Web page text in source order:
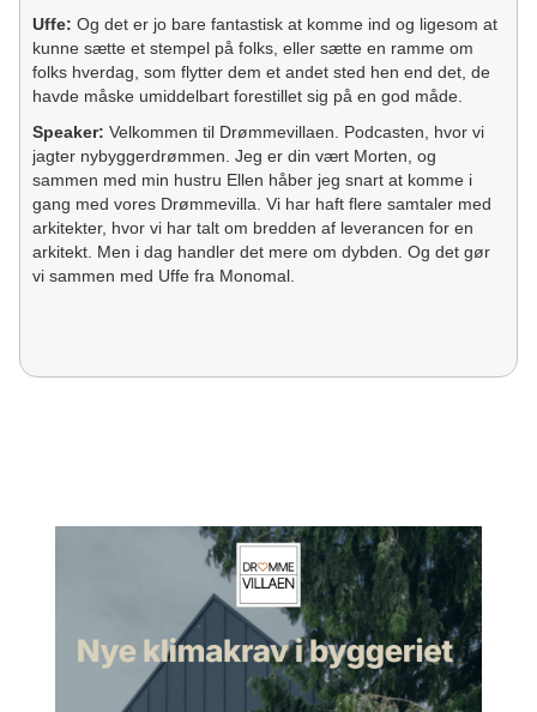
Uffe: Og det er jo bare fantastisk at komme ind og ligesom at
kunne sætte et stempel på folks, eller sætte en ramme om
folks hverdag, som flytter dem et andet sted hen end det, de
havde måske umiddelbart forestillet sig på en god måde.
Speaker: Velkommen til Drømmevillaen. Podcasten, hvor vi
jagter nybyggerdrømmen. Jeg er din vært Morten, og
sammen med min hustru Ellen håber jeg snart at komme i
gang med vores Drømmevilla. Vi har haft flere samtaler med
arkitekter, hvor vi har talt om bredden af leverancen for en
arkitekt. Men i dag handler det mere om dybden. Og det gør
vi sammen med Uffe fra Monomal.
Morten:Ja, meget gerne, og jeg har glædet mig rigtig meget
uddannet fra Arkitektskolen i København. Jeg er indehaver og
arkitekt i tegnestuen Monomal, som jeg driver sammen med
min partner in crime, havde jeg nær sagt, både privat og
professionelt, Kira Snowman.
Morten: Ja.
Og vi har drevet tegnestue sammen i 15 år.